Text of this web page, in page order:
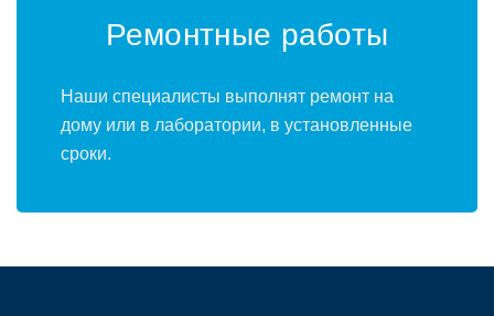
Ремонтные работы
Наши специалисты выполнят ремонт на
дому или в лаборатории, в установленные
сроки.